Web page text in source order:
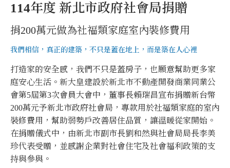
114年度 新北市政府社會局捐贈
捐200萬元做為社福類家庭室內裝修費用
我們相信，真正的建築，不只是蓋在地上，而是築在人心裡
打造家的安全感，我們不只是蓋房子，也願意幫助更多家
庭安心生活。新大皇建設於新北市不動產開發商業同業公
會第5屆第3次會員大會中，董事長賴瑞昌宣布捐贈新台幣
200萬元予新北市政府社會局，專款用於社福類家庭的室內
裝修費用，幫助弱勢戶改善居住品質，讓溫暖從家開始。
在捐贈儀式中，由新北市副市長劉和然與社會局局長李美
珍代表受贈，並感謝企業對社會住宅及社會福利政策的支
持與參與。